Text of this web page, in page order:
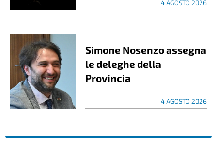
4 AGOSTO 2026
Simone Nosenzo assegna
le deleghe della
Provincia
4 AGOSTO 2026